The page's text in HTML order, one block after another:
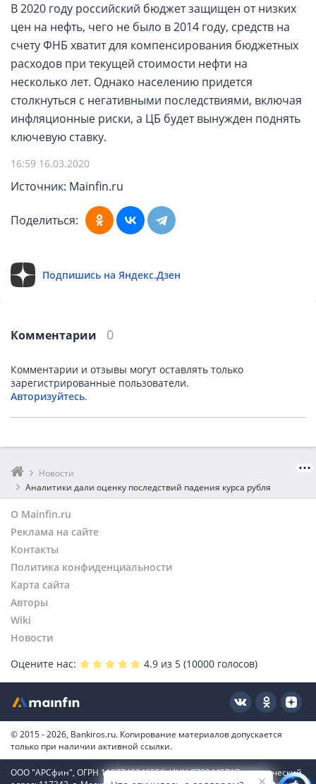
В 2020 году российский бюджет защищен от низких
цен на нефть, чего не было в 2014 году, средств на
счету ФНБ хватит для компенсирования бюджетных
расходов при текущей стоимости нефти на
несколько лет. Однако населению придется
столкнуться с негативными последствиями, включая
инфляционные риски, а ЦБ будет вынужден поднять
ключевую ставку.
16:59 16.03.2020
Источник: Mainfin.ru
Поделиться:
Подпишись на Яндекс.Дзен
Комментарии 0
Комментарии и отзывы могут оставлять только
зарегистрированные пользователи.
Авторизуйтесь.
Новости
Аналитики дали оценку последствий падения курса рубля
О Mainfin.ru
Реклама на сайте
Контакты
Политика конфиденциальности
Карта сайта
Авторы
Wiki
Новости
Оцените нас:
4.9 из 5 (10000 голосов)
© 2015 - 2026, Bankiros.ru. Копирование материалов допускается
только при наличии активной ссылки.
ООО "АРСфин", ОГРН 1187746346556, ИНН 7722445717, юридический